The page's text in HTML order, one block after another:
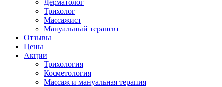
Дерматолог
Трихолог
Массажист
Мануальный терапевт
Отзывы
Цены
Акции
Трихология
Косметология
Массаж и мануальная терапия